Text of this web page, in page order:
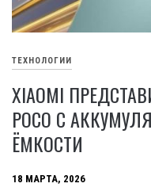
ТЕХНОЛОГИИ
XIAOMI
POCO С
ЁМКОСТИ
18 МАРТА, 2026